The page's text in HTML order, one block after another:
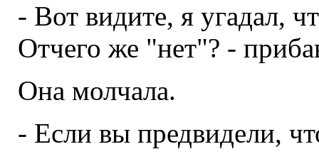
- Вот видите, я угадал,
Отчего же "нет"? -
Она молчала.
- Если вы предвидели,